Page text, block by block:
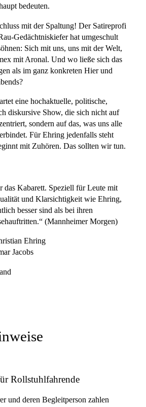
bedeuten.
mit der Spaltung! Der Satireprofi
Gedächtniskiefer hat umgeschult
Sich mit uns, uns mit der Welt,
mit Aronal. Und wo ließe sich das
als im ganz konkreten Hier und
eine hochaktuelle, politische,
diskursive Show, die sich nicht auf
sondern auf das, was uns alle
Für Ehring jedenfalls steht
mit Zuhören. Das sollten wir tun.
das Kabarett. Speziell für Leute mit
und Klarsichtigkeit wie Ehring,
besser sind als bei ihren
(Mannheimer Morgen)
Ehring
Jacobs
Rollstuhlfahrende
und deren Begleitperson zahlen